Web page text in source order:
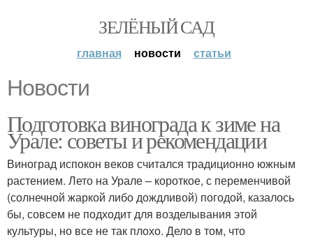
ЗЕЛЁНЫЙ САД
главная новости статьи
Новости
Подготовка винограда к зиме на
Урале: советы и рекомендации
Виноград испокон веков считался традиционно южным
растением. Лето на Урале – короткое, с переменчивой
(солнечной жаркой либо дождливой) погодой, казалось
бы, совсем не подходит для возделывания этой
культуры, но все не так плохо. Дело в том, что